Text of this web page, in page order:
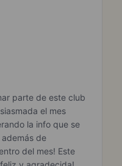
parte de este club
el mes
la info que se
de
del mes! Este